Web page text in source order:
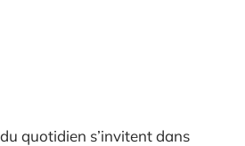
quotidien s’invitent dans